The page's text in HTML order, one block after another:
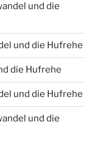
und die
und die Hufrehe
die Hufrehe
und die Hufrehe
und die